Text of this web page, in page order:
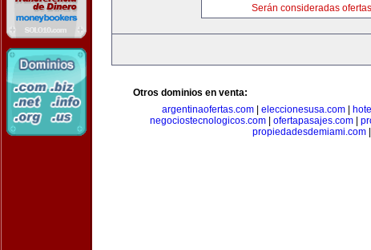
Serán consideradas ofertas
Otros dominios en venta:
argentinaofertas.com| eleccionesusa.com|
negociostecnologicos.com
ofertapasajes.com
propiedadesdemiami.com